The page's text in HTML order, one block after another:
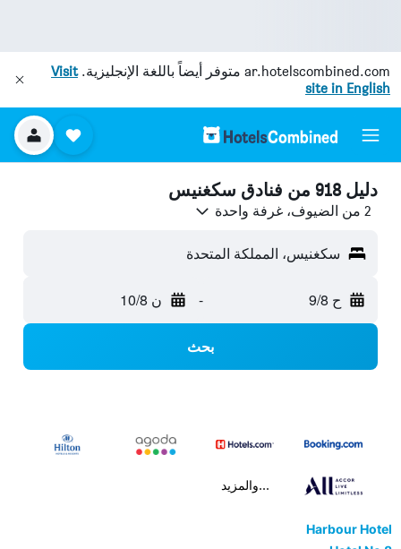
ar.hotelscombined.com متوفر أيضاً باللغة الإنجليزية.Visit
site in English
دليل 918 من فنادق سكغنيس
2 من الضيوف، غرفة واحدة
سكغنيس، المملكة المتحدة
ح 9/8 - ن 10/8
بحث
...والمزيد
Harbour Hotel